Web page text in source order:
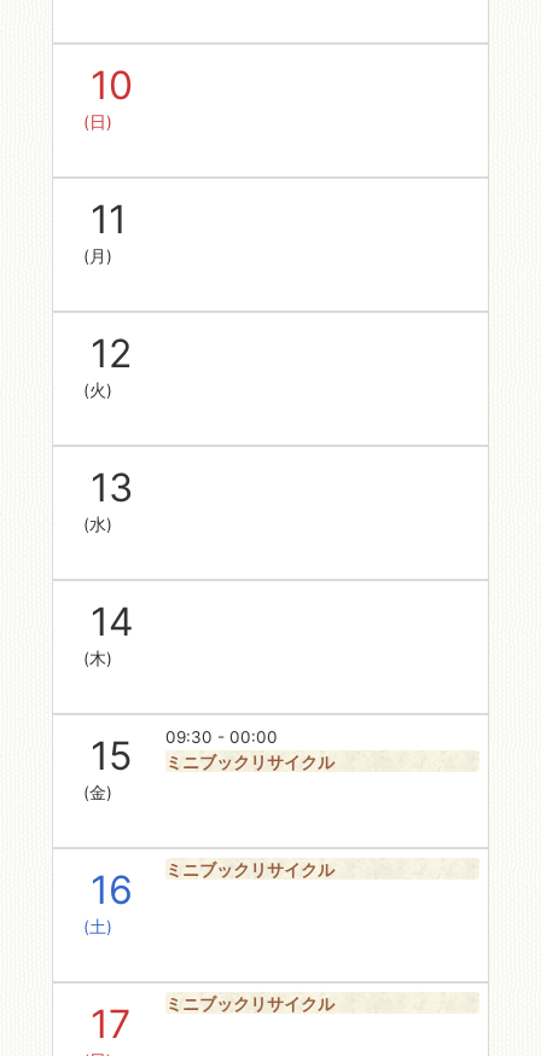
10
(日)
11
(月)
12
(火)
13
(水)
14
(木)
15
(金)
09:30 - 00:00
ミニブックリサイクル
16
(土)
ミニブックリサイクル
17 ミニブックリサイクル